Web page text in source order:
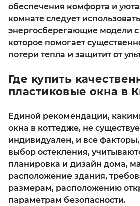
обеспечения комфорта и
комнате следует использовать
энергосберегающие модели
которое помогает
потери тепла и защитит от
Где купить
пластиковые окна в
Единой рекомендации,
окна в коттедже, не
индивидуален, и все
выбор остекления,
планировка и дизайн дома,
расположение здания,
размерам, расположению
параметрам безопасности.